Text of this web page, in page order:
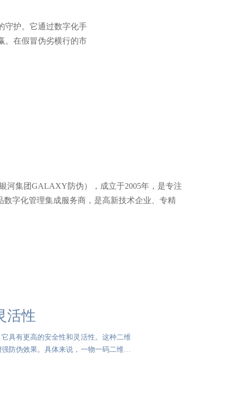
守护。它通过数字化手
。在假冒伪劣横行的市
河集团GALAXY防伪），成立于2005年，是专注
字化管理集成服务商，是高新技术企业、专精
活性
具有更高的安全性和灵活性。这种二维
防伪效果。具体来说，一物一码二维码